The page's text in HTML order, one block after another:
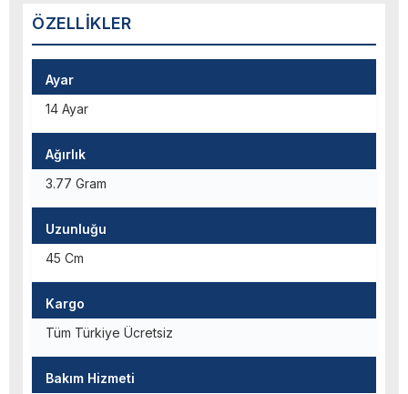
ÖZELLIKLER
Ayar
14 Ayar
Ağırlık
3.77 Gram
Uzunluğu
45 Cm
Kargo
Tüm Türkiye Ücretsiz
Bakım Hizmeti